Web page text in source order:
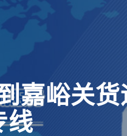
嘉峪关
线